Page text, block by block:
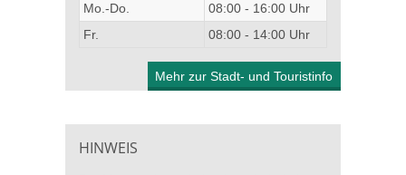
Mo.-Do.
08:00 - 16:00 Uhr
Fr.
08:00 - 14:00 Uhr
Mehr zur Stadt- und Touristinfo
HINWEIS